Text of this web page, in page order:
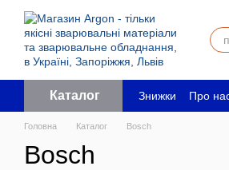
Перейти до основного контенту
Каталог Знижки Про
Угода
Головна Каталог Bosch
Bosch